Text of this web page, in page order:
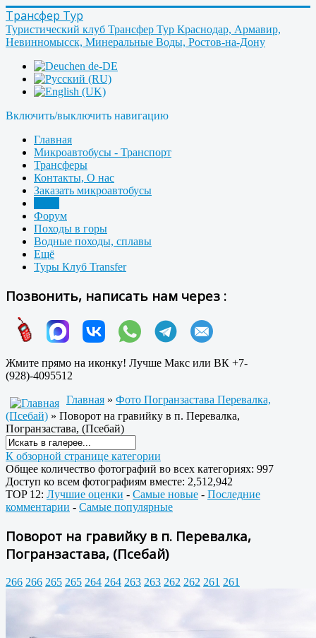
Трансфер Тур
Туристический клуб Трансфер Тур Краснодар, Армавир,
Невинномысск, Минеральные Воды, Ростов-на-Дону
Включить/выключить навигацию
Главная
Микроавтобусы - Транспорт
Трансферы
Контакты, О нас
Заказать микроавтобусы
Форум
Походы в горы
Водные походы, сплавы
Ещё
Туры Клуб Transfer
Позвонить, написать нам через :
Жмите прямо на иконку! Лучше Макс или ВК +7-
(928)-4095512
Главная » Фото Погранзастава Перевалка,
(Псебай) » Поворот на гравийку в п. Перевалка,
Погранзастава, (Псебай)
К обзорной странице категории
Общее количество фотографий во всех категориях: 997
Доступ ко всем фотографиям вместе: 2,512,942
TOP 12: Лучшие оценки - Самые новые - Последние
комментарии - Самые популярные
Поворот на гравийку в п. Перевалка,
Погранзастава, (Псебай)
266 266 265 265 264 264 263 263 262 262 261 261